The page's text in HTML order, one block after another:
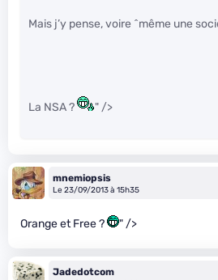
Mais j’y pense, voire ^même une
La NSA ? " />
mnemiopsis
Le 23/09/2013 à 15h35
Orange et Free ? " />
Jadedotcom